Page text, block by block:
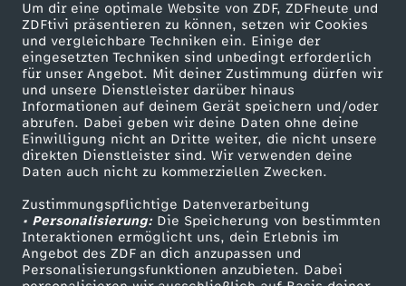
Um dir eine optimale Website von ZDF, ZDFheute und
ZDFtivi präsentieren zu können, setzen wir Cookies
und vergleichbare Techniken ein. Einige der
eingesetzten Techniken sind unbedingt erforderlich
für unser Angebot. Mit deiner Zustimmung dürfen wir
und unsere Dienstleister darüber hinaus
Informationen auf deinem Gerät speichern und/oder
abrufen. Dabei geben wir deine Daten ohne deine
Einwilligung nicht an Dritte weiter, die nicht unsere
direkten Dienstleister sind. Wir verwenden deine
Daten auch nicht zu kommerziellen Zwecken.
Zustimmungspflichtige Datenverarbeitung
• Personalisierung:Die Speicherung von bestimmten
Interaktionen ermöglicht uns, dein Erlebnis im
Angebot des ZDF an dich anzupassen und
Personalisierungsfunktionen anzubieten. Dabei
r
P
y
r
a
m
Mehr ZDF
ZDF-Apps
Smart TV
ZDFtext
Livestreams
Sendungen A-Z
TV-Programm
Service
ZDFmitreden
Kontakt zum ZDF
Tickets
Zuschauerservice
Hilfe